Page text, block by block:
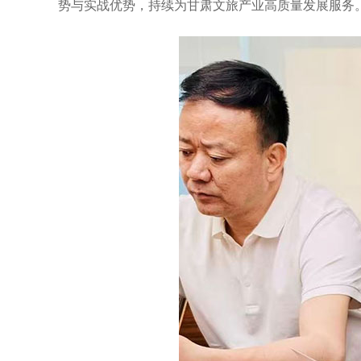
势与实战优势，持续为甘肃文旅产业高质量发展服务